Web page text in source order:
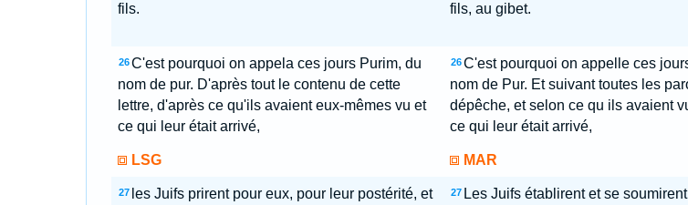
fils.
fils, au gibet.
26 C'est pourquoi on appela ces jours Purim, du
nom de pur. D'après tout le contenu de cette
lettre, d'après ce qu'ils avaient eux-mêmes vu et
ce qui leur était arrivé,
26 C'est pourquoi on appelle ces
nom de Pur. Et suivant toutes les
dépêche, et selon ce qu ils avaient
ce qui leur était arrivé,
LSG MAR
27 les Juifs prirent pour eux, pour leur postérité, et 27 Les Juifs établirent et se